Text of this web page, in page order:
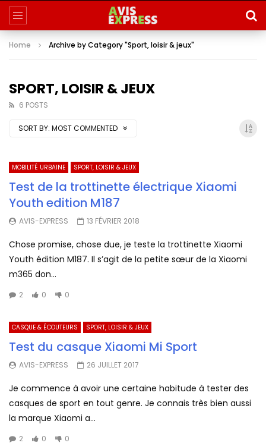
Home Archive by Category "Sport, loisir & jeux"
SPORT, LOISIR & JEUX
6 POSTS
SORT BY: MOST COMMENTED
MOBILITÉ URBAINE SPORT, LOISIR & JEUX
Test de la trottinette électrique Xiaomi
Youth edition M187
AVIS-EXPRESS 13 FÉVRIER 2018
Chose promise, chose due, je teste la trottinette Xiaomi
Youth édition M187. Il s’agit de la petite sœur de la Xiaomi
m365 don...
2 0 0
CASQUE & ÉCOUTEURS SPORT, LOISIR & JEUX
Test du casque Xiaomi Mi Sport
AVIS-EXPRESS 26 JUILLET 2017
Je commence à avoir une certaine habitude à tester des
casques de sport en tout genre. Je connais très bien aussi
la marque Xiaomi a...
2 0 0